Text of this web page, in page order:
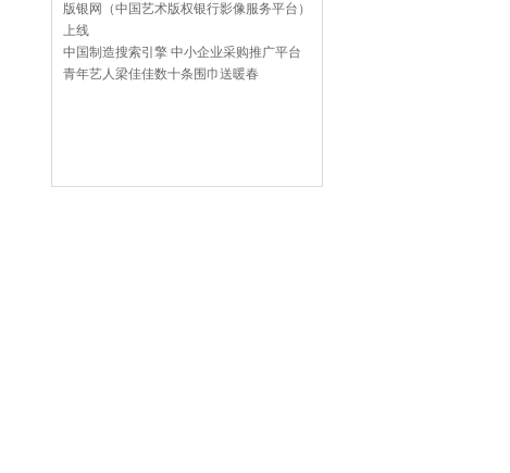
版银网（中国艺术版权银行影像服务平台）
上线
中国制造搜索引擎 中小企业采购推广平台
青年艺人梁佳佳数十条围巾送暖春